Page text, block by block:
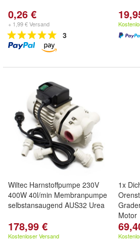
0,26 €
+ 1,99 € Versand
3
Wiltec Harnstoffpumpe 230V
400W 40l/min Membranpumpe
selbstansaugend AUS32 Urea
178,99 €
Kostenloser Versand
1x
Motor